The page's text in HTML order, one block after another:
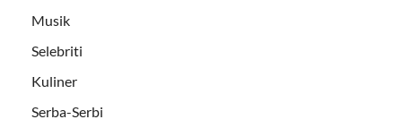
Musik
Selebriti
Kuliner
Serba-Serbi